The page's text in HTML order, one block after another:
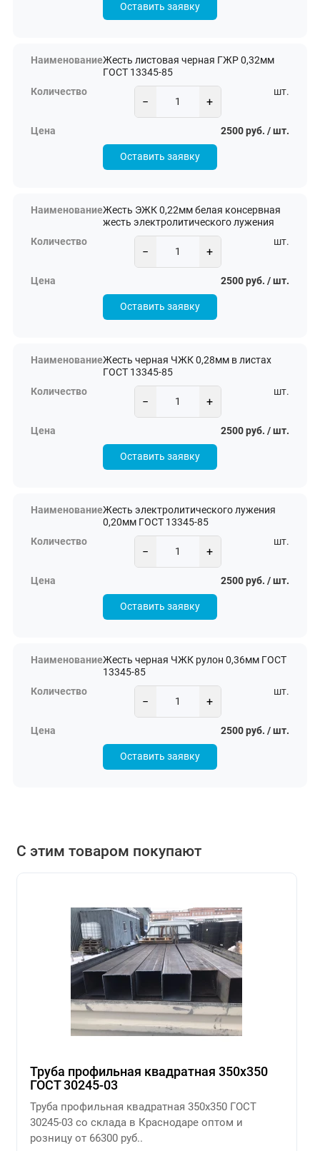
Оставить заявку
Жесть листовая черная ГЖР 0,32мм
ГОСТ 13345-85
− +
шт.
2500 руб. / шт.
Оставить заявку
Жесть ЭЖК 0,22мм белая консервная
жесть электролитического лужения
− +
шт.
2500 руб. / шт.
Оставить заявку
Жесть черная ЧЖК 0,28мм в листах
ГОСТ 13345-85
− +
шт.
2500 руб. / шт.
Оставить заявку
Жесть электролитического лужения
0,20мм ГОСТ 13345-85
− +
шт.
2500 руб. / шт.
Оставить заявку
Жесть черная ЧЖК рулон 0,36мм ГОСТ
13345-85
− +
шт.
2500 руб. / шт.
Оставить заявку
С этим товаром покупают
Труба профильная квадратная 350х350
ГОСТ 30245-03
Труба профильная квадратная 350х350 ГОСТ
30245-03 со склада в Краснодаре оптом и
розницу от 66300 руб..